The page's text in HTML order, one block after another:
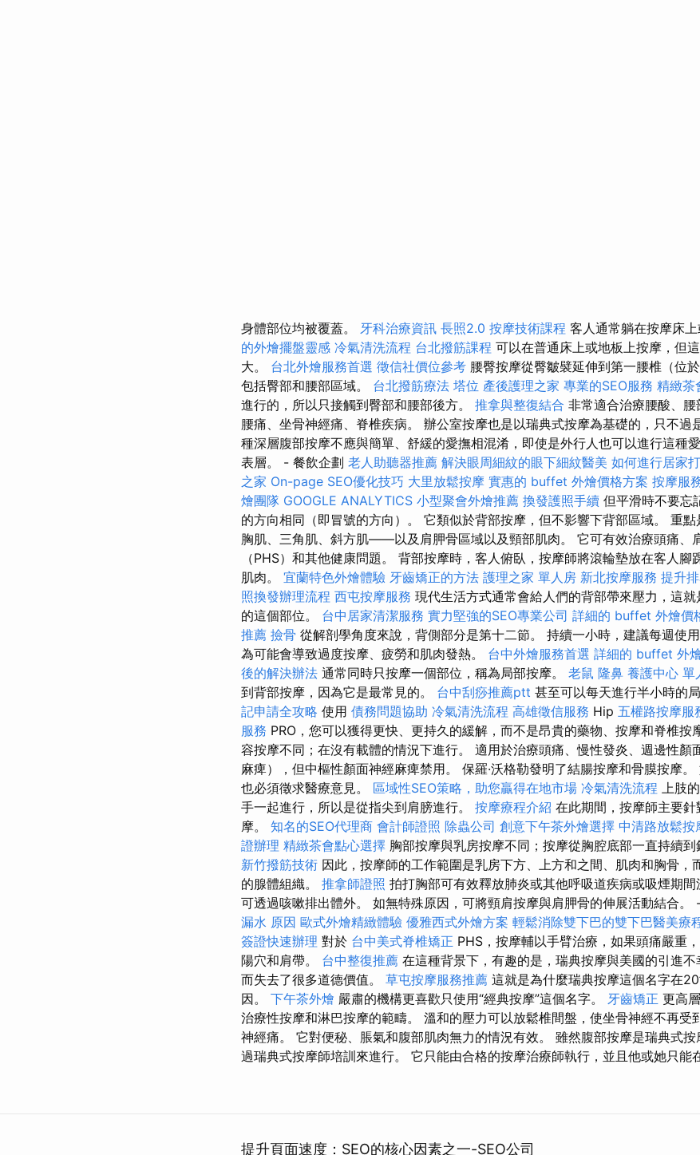
身體部位均被覆蓋。 牙科治療資訊 長照2.0 按摩技術課程 客人通常躺在按摩床
的外燴擺盤靈感 冷氣清洗流程 台北撥筋課程 可以在普通床上或地板上按摩，但
大。 台北外燴服務首選 徵信社價位參考 腰臀按摩從臀皺襞延伸到第一腰椎（位
包括臀部和腰部區域。 台北撥筋療法 塔位 產後護理之家 專業的SEO服務 精緻茶
進行的，所以只接觸到臀部和腰部後方。 推拿與整復結合 非常適合治療腰酸、腰
腰痛、坐骨神經痛、脊椎疾病。 辦公室按摩也是以瑞典式按摩為基礎的，只不過
種深層腹部按摩不應與簡單、舒緩的愛撫相混淆，即使是外行人也可以進行這種
表層。 - 餐飲企劃 老人助聽器推薦 解決眼周細紋的眼下細紋醫美 如何進行居家
之家 On-page SEO優化技巧 大里放鬆按摩 實惠的 buffet 外燴價格方案 按摩服
燴團隊 GOOGLE ANALYTICS 小型聚會外燴推薦 換發護照手續 但平滑時不要忘
的方向相同（即冒號的方向）。 它類似於背部按摩，但不影響下背部區域。 重
胸肌、三角肌、斜方肌——以及肩胛骨區域以及頸部肌肉。 它可有效治療頭痛、
（PHS）和其他健康問題。 背部按摩時，客人俯臥，按摩師將滾輪墊放在客人腳
肌肉。 宜蘭特色外燴體驗 牙齒矯正的方法 護理之家 單人房 新北按摩服務 提升
照換發辦理流程 西屯按摩服務 現代生活方式通常會給人們的背部帶來壓力，這
的這個部位。 台中居家清潔服務 實力堅強的SEO專業公司 詳細的 buffet 外燴價
推薦 撿骨 從解剖學角度來說，背側部分是第十二節。 持續一小時，建議每週使
為可能會導致過度按摩、疲勞和肌肉發熱。 台中外燴服務首選 詳細的 buffet 外
後的解決辦法 通常同時只按摩一個部位，稱為局部按摩。 老鼠 隆鼻 養護中心 單
到背部按摩，因為它是最常見的。 台中刮痧推薦ptt 甚至可以每天進行半小時的
記申請全攻略 使用 債務問題協助 冷氣清洗流程 高雄徵信服務 Hip 五權路按摩服
服務 PRO，您可以獲得更快、更持久的緩解，而不是昂貴的藥物、按摩和脊椎按
容按摩不同；在沒有載體的情況下進行。 適用於治療頭痛、慢性發炎、週邊性顏
麻痺），但中樞性顏面神經麻痺禁用。 保羅·沃格勒發明了結腸按摩和骨膜按摩
也必須徵求醫療意見。 區域性SEO策略，助您贏得在地市場 冷氣清洗流程 上肢
手一起進行，所以是從指尖到肩膀進行。 按摩療程介紹 在此期間，按摩師主要
摩。 知名的SEO代理商 會計師證照 除蟲公司 創意下午茶外燴選擇 中清路放鬆按
證辦理 精緻茶會點心選擇 胸部按摩與乳房按摩不同；按摩從胸腔底部一直持續到
新竹撥筋技術 因此，按摩師的工作範圍是乳房下方、上方和之間、肌肉和胸骨，
的腺體組織。 推拿師證照 拍打胸部可有效釋放肺炎或其他呼吸道疾病或吸煙期
可透過咳嗽排出體外。 如無特殊原因，可將頸肩按摩與肩胛骨的伸展活動結合。
漏水 原因 歐式外燴精緻體驗 優雅西式外燴方案 輕鬆消除雙下巴的雙下巴醫美療
簽證快速辦理 對於 台中美式脊椎矯正 PHS，按摩輔以手臂治療，如果頭痛嚴重
陽穴和肩帶。 台中整復推薦 在這種背景下，有趣的是，瑞典按摩與美國的引進
而失去了很多道德價值。 草屯按摩服務推薦 這就是為什麼瑞典按摩這個名字在
因。 下午茶外燴 嚴肅的機構更喜歡只使用“經典按摩”這個名字。 牙齒矯正 更高
治療性按摩和淋巴按摩的範疇。 溫和的壓力可以放鬆椎間盤，使坐骨神經不再受
神經痛。 它對便秘、脹氣和腹部肌肉無力的情況有效。 雖然腹部按摩是瑞典式
過瑞典式按摩師培訓來進行。 它只能由合格的按摩治療師執行，並且他或她只能
提升頁面速度：SEO的核心因素之一-SEO公司